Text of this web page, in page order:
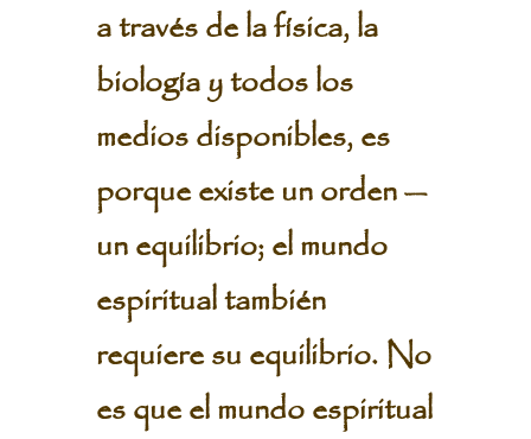
a través de la física, la
biología y todos los
medios disponibles, es
porque existe un orden —
un equilibrio; el mundo
espiritual también
requiere su equilibrio. No
es que el mundo espiritual